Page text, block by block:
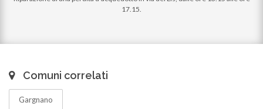
17.15.
Comuni correlati
Gargnano